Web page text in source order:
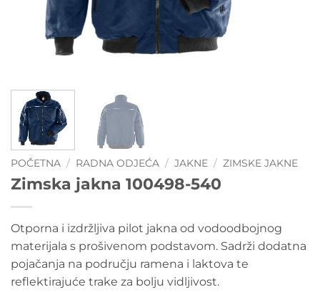
POČETNA / RADNA ODJEĆA / JAKNE / ZIMSKE JAKNE
Zimska jakna 100498-540
Otporna i izdržljiva pilot jakna od vodoodbojnog
materijala s prošivenom podstavom. Sadrži dodatna
pojačanja na području ramena i laktova te
reflektirajuće trake za bolju vidljivost.